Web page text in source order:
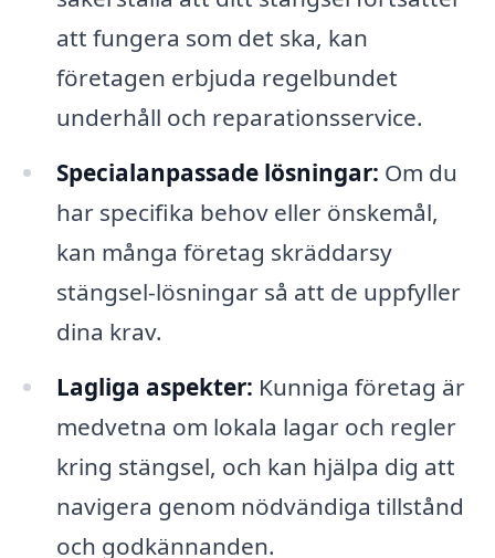
att fungera som det ska, kan
företagen erbjuda regelbundet
underhåll och reparationsservice.
Specialanpassade lösningar: Om du
har specifika behov eller önskemål,
kan många företag skräddarsy
stängsel-lösningar så att de uppfyller
dina krav.
Lagliga aspekter: Kunniga företag är
medvetna om lokala lagar och regler
kring stängsel, och kan hjälpa dig att
navigera genom nödvändiga tillstånd
och godkännanden.